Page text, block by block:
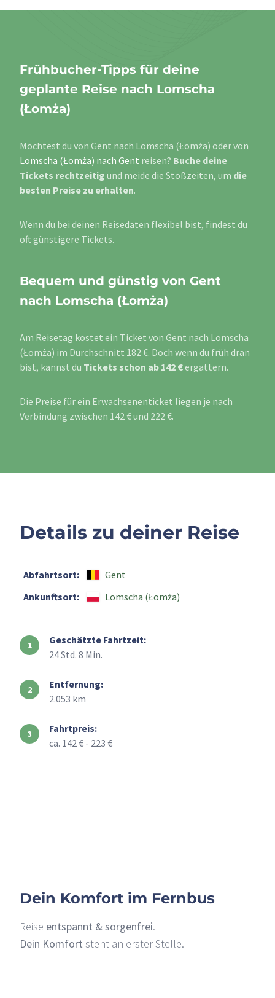
Frühbucher-Tipps für deine
geplante Reise nach Lomscha
(Łomża)
Möchtest du von Gent nach Lomscha (Łomża) oder von
Lomscha (Łomża) nach Gent reisen? Buche deine
Tickets rechtzeitig und meide die Stoßzeiten, um die
besten Preise zu erhalten.
Wenn du bei deinen Reisedaten flexibel bist, findest du
oft günstigere Tickets.
Bequem und günstig von Gent
nach Lomscha (Łomża)
Am Reisetag kostet ein Ticket von Gent nach Lomscha
(Łomża) im Durchschnitt 182 €. Doch wenn du früh dran
bist, kannst du Tickets schon ab 142 €ergattern.
Die Preise für ein Erwachsenenticket liegen je nach
Verbindung zwischen 142 € und 222 €.
Details zu deiner Reise
Abfahrtsort:
Gent
Ankunftsort:
Lomscha (Łomża)
Geschätzte Fahrtzeit:
24 Std. 8 Min.
Entfernung:
2.053 km
Fahrtpreis:
ca. 142 € - 223 €
Dein Komfort im Fernbus
Reise entspannt & sorgenfrei.
Dein Komfort steht an erster Stelle.